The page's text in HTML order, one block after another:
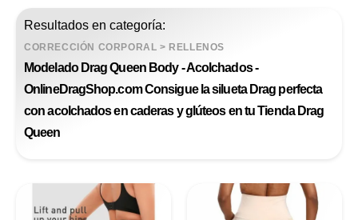
Resultados en categoría:
CORRECCIÓN CORPORAL > RELLENOS
Modelado Drag Queen Body - Acolchados -
OnlineDragShop.com Consigue la silueta Drag perfecta
con acolchados en caderas y glúteos en tu Tienda Drag
Queen